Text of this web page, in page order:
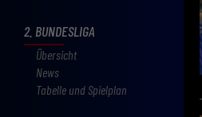
2. BUNDESLIGA
Übersicht
News
Tabelle und Spielplan